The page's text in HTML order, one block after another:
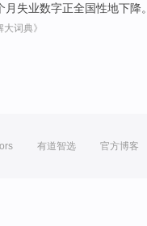
月 失业数字正全国性地下降。
词典》
有道智选 官方博客